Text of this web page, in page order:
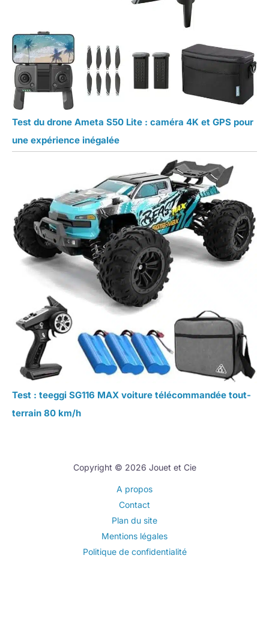
Test du drone Ameta S50 Lite : caméra 4K et GPS pour
une expérience inégalée
Test : teeggi SG116 MAX voiture télécommandée tout-
terrain 80 km/h
Copyright © 2026 Jouet et Cie
A propos
Contact
Plan du site
Mentions légales
Politique de confidentialité